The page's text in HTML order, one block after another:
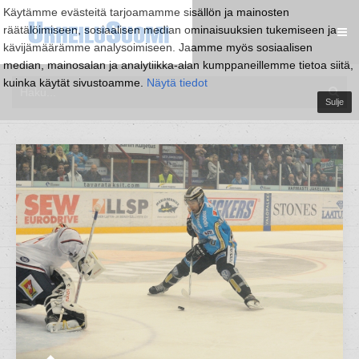
Käytämme evästeitä tarjoamamme sisällön ja mainosten
räätälöimiseen, sosiaalisen median ominaisuuksien tukemiseen ja
kävijämäärämme analysoimiseen. Jaamme myös sosiaalisen
median, mainosalan ja analytiikka-alan kumppaneillemme tietoa siitä,
kuinka käytät sivustoamme. Näytä tiedot
Sulje